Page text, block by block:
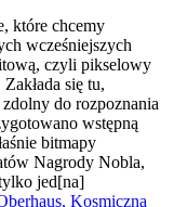
które chcemy
wcześniejszych
czyli pikselowy
się tu,
do rozpoznania
wstępną
bitmapy
Nagrody Nobla,
jed[na]
Kosmiczna